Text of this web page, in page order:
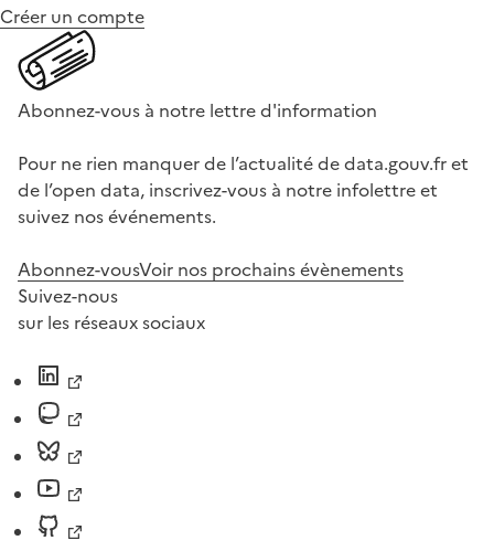
Créer un compte
Abonnez-vous à notre lettre d'information
Pour ne rien manquer de l’actualité de data.gouv.fr et
de l’open data, inscrivez-vous à notre infolettre et
suivez nos événements.
Abonnez-vousVoir nos prochains évènements
Suivez-nous
sur les réseaux sociaux